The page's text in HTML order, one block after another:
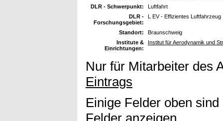
DLR - Schwerpunkt:
Luftfahrt
DLR -
Forschungsgebiet:
L EV - Effizientes Luftfahrzeug
Standort:
Braunschweig
Institute &
Einrichtungen:
Institut für Aerodynamik und
Nur für Mitarbeiter des
Eintrags
Einige Felder oben